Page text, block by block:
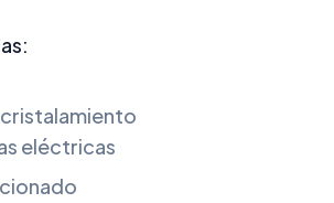
eléctricas